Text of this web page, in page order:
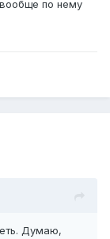
по нему
Думаю,